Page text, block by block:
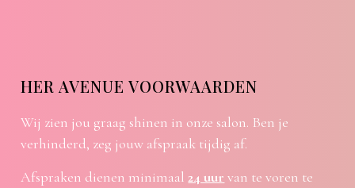
HER AVENUE VOORWAARDEN
Wij zien jou graag shinen in onze salon. Ben je
verhinderd, zeg jouw afspraak tijdig af.
Afspraken dienen minimaal24 uur van te voren te